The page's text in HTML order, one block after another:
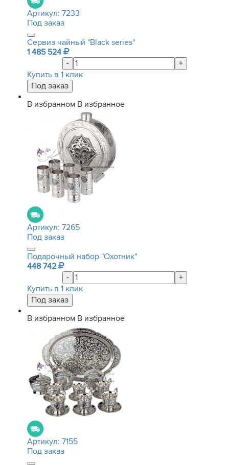
Артикул: 7233
Под заказ
Сервиз чайный "Black series"
1 485 524
-
+
Купить в 1 клик
В избранном В избранное
Артикул: 7265
Под заказ
Подарочный набор "Охотник"
448 742
-
+
Купить в 1 клик
В избранном В избранное
Артикул: 7155
Под заказ